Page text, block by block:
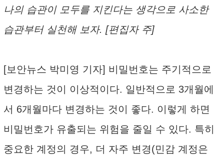
나의 습관이 모두를 지킨다는 생각으로 사소한
습관부터 실천해 보자. [편집자 주]
[보안뉴스 박미영 기자] 비밀번호는 주기적으로
변경하는 것이 이상적이다. 일반적으로 3개월에
서 6개월마다 변경하는 것이 좋다. 이렇게 하면
비밀번호가 유출되는 위험을 줄일 수 있다. 특히
중요한 계정의 경우, 더 자주 변경(민감 계정은